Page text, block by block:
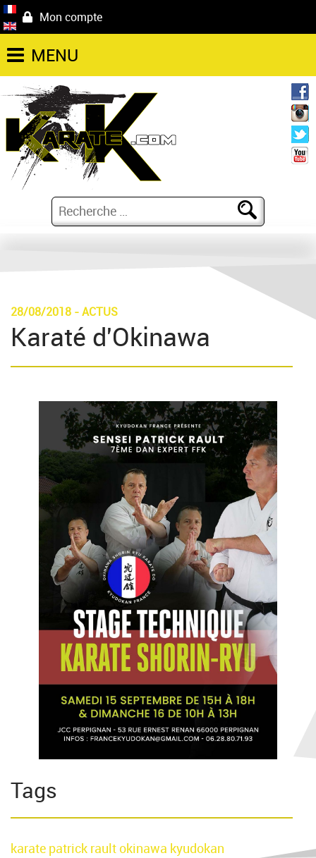
Mon compte
MENU
28/08/2018 -ACTUS
Karaté d'Okinawa
Tags
karate patrick raultokinawa kyudokan